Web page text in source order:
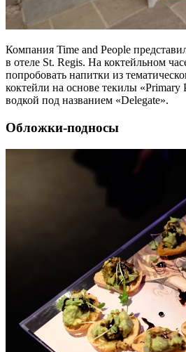
Компания Time and People
в отеле St. Regis. На коктейльном
попробовать напитки из
коктейли на основе текилы
водкой под названием «Delegate».
Обложки-подносы